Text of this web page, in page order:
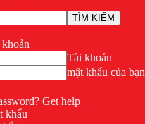
Tài khoản
mật khẩu của bạn
Get help
khẩu